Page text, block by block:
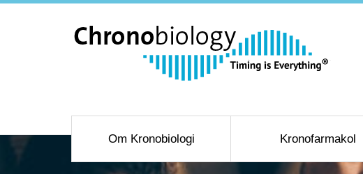
Om Kronobiologi Kronofarmakol